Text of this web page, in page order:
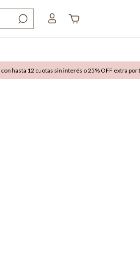
12 cuotas sin interés o 25% OFF extra por